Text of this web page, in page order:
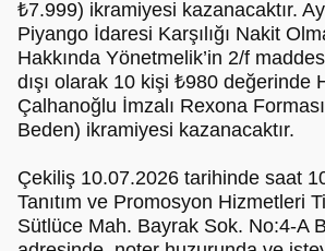
₺7.999) ikramiyesi kazanacaktır.
Piyango İdaresi Karşılığı Nakit
Hakkında Yönetmelik’in 2/f
dışı olarak 10 kişi ₺980 değerinde
Çalhanoğlu İmzalı Rexona
Beden) ikramiyesi kazanacaktır.
Çekiliş 10.07.2026 tarihinde saat
Tanıtım ve Promosyon Hizmetleri
Sütlüce Mah. Bayrak Sok. No:4-A